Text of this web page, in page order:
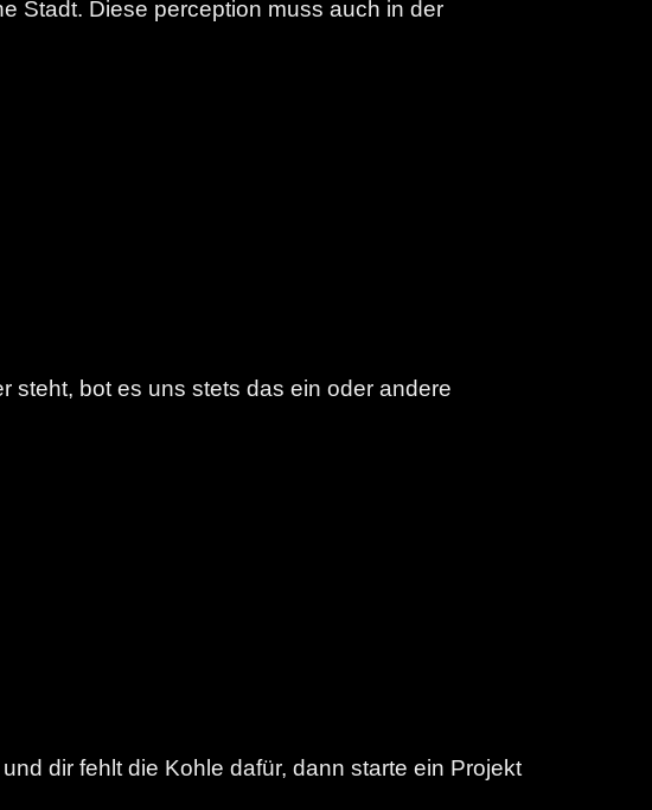
Stadt. Diese perception muss auch in der
steht, bot es uns stets das ein oder andere
dir fehlt die Kohle dafür, dann starte ein Projekt